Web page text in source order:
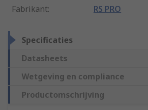
Fabrikant: RS PRO
Specificaties
Datasheets
Wetgeving en compliance
Productomschrijving